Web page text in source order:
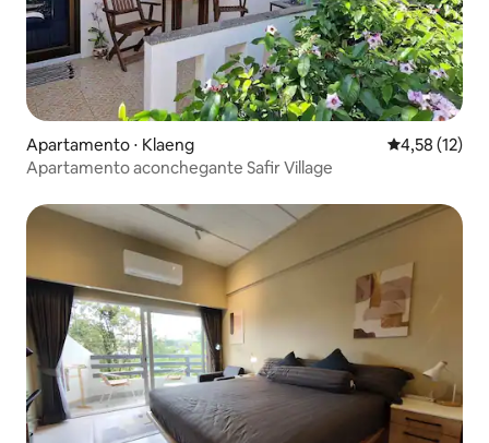
Apartamento ⋅ Klaeng 4,58 de uma
4,58 (12)
Apartamento aconchegante Safir Village